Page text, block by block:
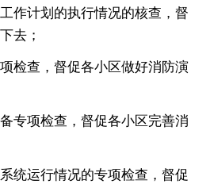
作计划的执行情况的核查，督
去；
项检查，督促各小区做好消防演
专项检查，督促各小区完善消
统运行情况的专项检查，督促